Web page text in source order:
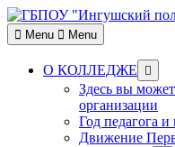
Skip
to
content
Menu Menu
О КОЛЛЕДЖЕ
Show
sub
menu
Здесь вы
организации
Год педагога и
Движение